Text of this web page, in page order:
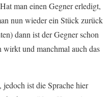
man einen Gegner erledigt,
nun wieder ein Stück zurück
dann ist der Gegner schon
wirkt und manchmal auch das
ist die Sprache hier